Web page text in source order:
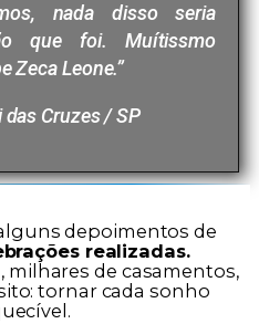
nada disso seria
que foi. Muítissmo
Zeca Leone.”
Cruzes / SP
depoimentos de
realizadas.
milhares de casamentos,
tornar cada sonho